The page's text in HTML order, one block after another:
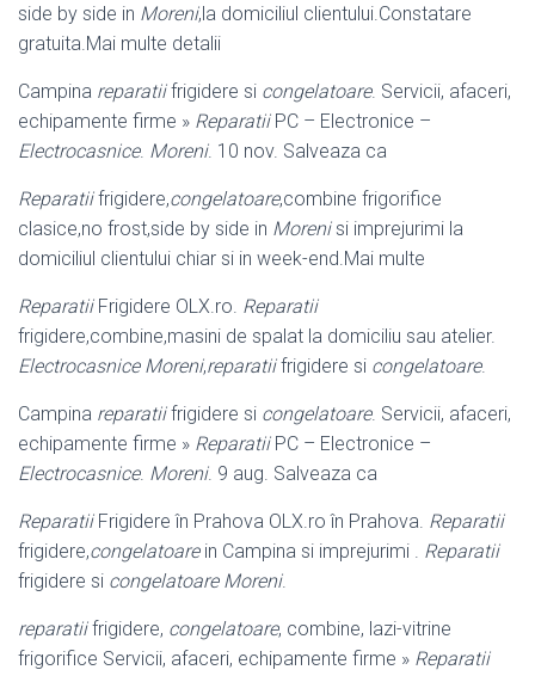
side by side in Moreni,la domiciliul clientului.Constatare
gratuita.Mai multe detalii
Campina reparatiifrigidere si congelatoare. Servicii, afaceri,
echipamente firme » ReparatiiPC – Electronice –
Electrocasnice. Moreni. 10 nov. Salveaza ca
Reparatiifrigidere,congelatoare,combine frigorifice
clasice,no frost,side by side in Morenisi imprejurimi la
domiciliul clientului chiar si in week-end.Mai multe
ReparatiiFrigidere OLX.ro. Reparatii
frigidere,combine,masini de spalat la domiciliu sau atelier.
Electrocasnice Moreni,reparatiifrigidere si congelatoare.
Campina reparatiifrigidere si congelatoare. Servicii, afaceri,
echipamente firme » ReparatiiPC – Electronice –
Electrocasnice. Moreni. 9 aug. Salveaza ca
ReparatiiFrigidere în Prahova OLX.ro în Prahova. Reparatii
frigidere,congelatoarein Campina si imprejurimi . Reparatii
frigidere si congelatoare Moreni.
reparatiifrigidere, congelatoare, combine, lazi-vitrine
frigorifice Servicii, afaceri, echipamente firme » Reparatii